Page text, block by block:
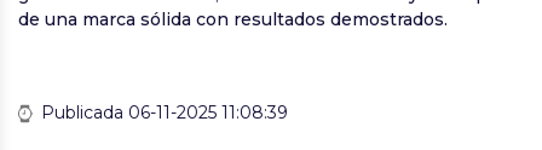
de una marca sólida con resultados demostrados.
Publicada 06-11-2025 11:08:39